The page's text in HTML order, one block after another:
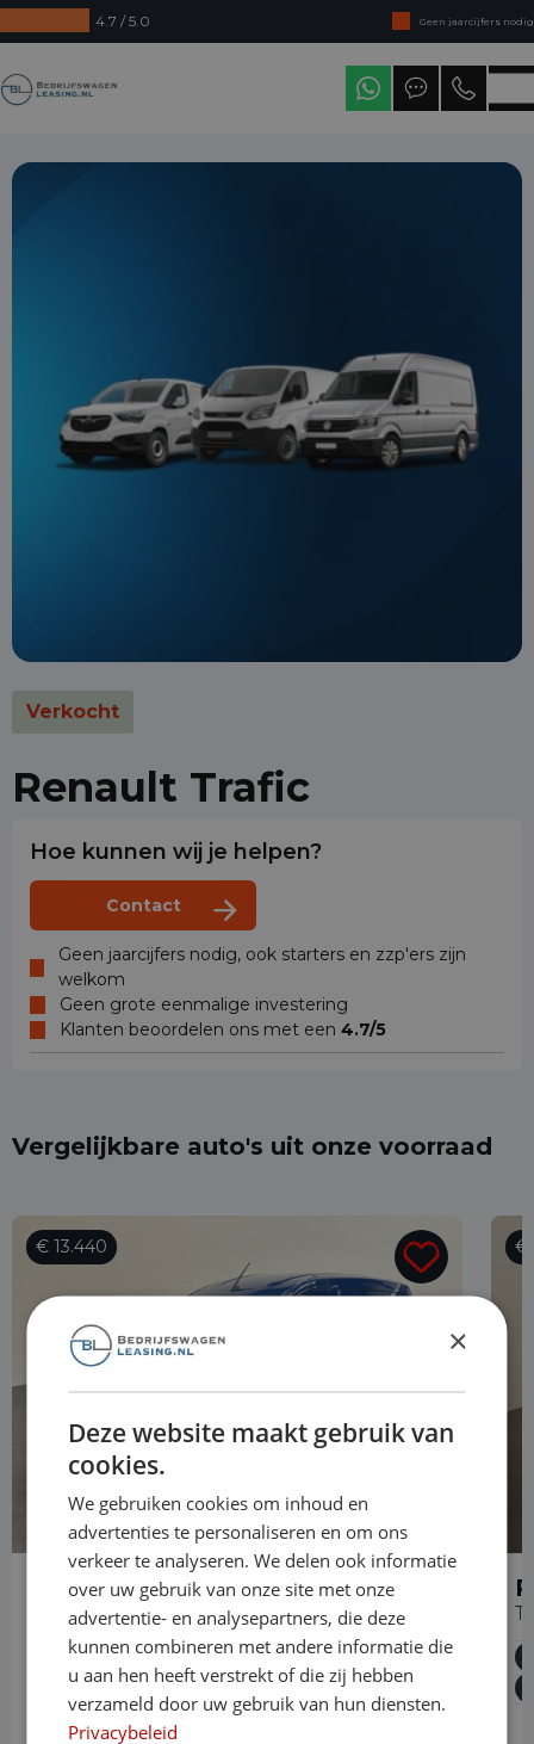
4.7 / 5.0
Geen jaarcijfers nodig
Direct uit voorraad leverbaar
Levering in heel Nederland
Verkocht
Renault Trafic
Hoe kunnen wij je helpen?
Contact
Geen jaarcijfers nodig, ook starters en zzp'ers zijn
welkom
Geen grote eenmalige investering
Klanten beoordelen ons met een 4.7/5
Vergelijkbare auto's uit onze voorraad
€ 13.440
Renault Express
1.5 95PK Comfort
Diesel Handgeschakeld 61.300 km
2023
Asten
L1H1
€
×
Deze website maakt gebruik van
cookies.
We gebruiken cookies om inhoud en
advertenties te personaliseren en om ons
verkeer te analyseren. We delen ook informatie
over uw gebruik van onze site met onze
advertentie- en analysepartners, die deze
kunnen combineren met andere informatie die
u aan hen heeft verstrekt of die zij hebben
verzameld door uw gebruik van hun diensten.
Privacybeleid